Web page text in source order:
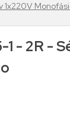
1x220V
- 2R -